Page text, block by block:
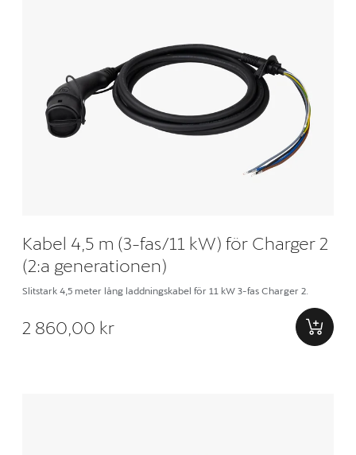
Kabel 4,5 m (3-fas/11 kW) för Charger 2
(2:a generationen)
Slitstark 4,5 meter lång laddningskabel för 11 kW 3-fas Charger 2.
2 860,00 kr